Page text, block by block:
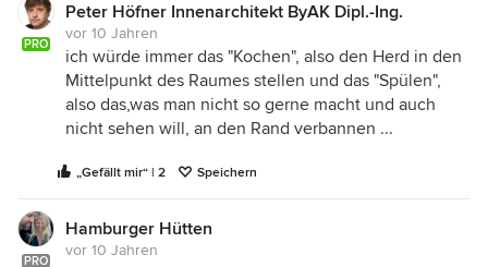
PRO
Peter Höfner Innenarchitekt ByAK Dipl.-Ing.
vor 10 Jahren
ich würde immer das "Kochen", also den Herd in den
Mittelpunkt des Raumes stellen und das "Spülen",
also das,was man nicht so gerne macht und auch
nicht sehen will, an den Rand verbannen ...
„Gefällt mir“ | 2 Speichern
PRO
Hamburger Hütten
vor 10 Jahren